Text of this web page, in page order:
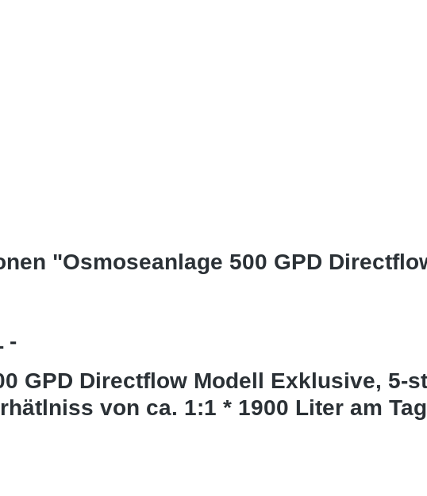
"Osmoseanlage 500 GPD
-
GPD Directflow Modell Exklusive, 5-
von ca. 1:1 * 1900 Liter am Tag